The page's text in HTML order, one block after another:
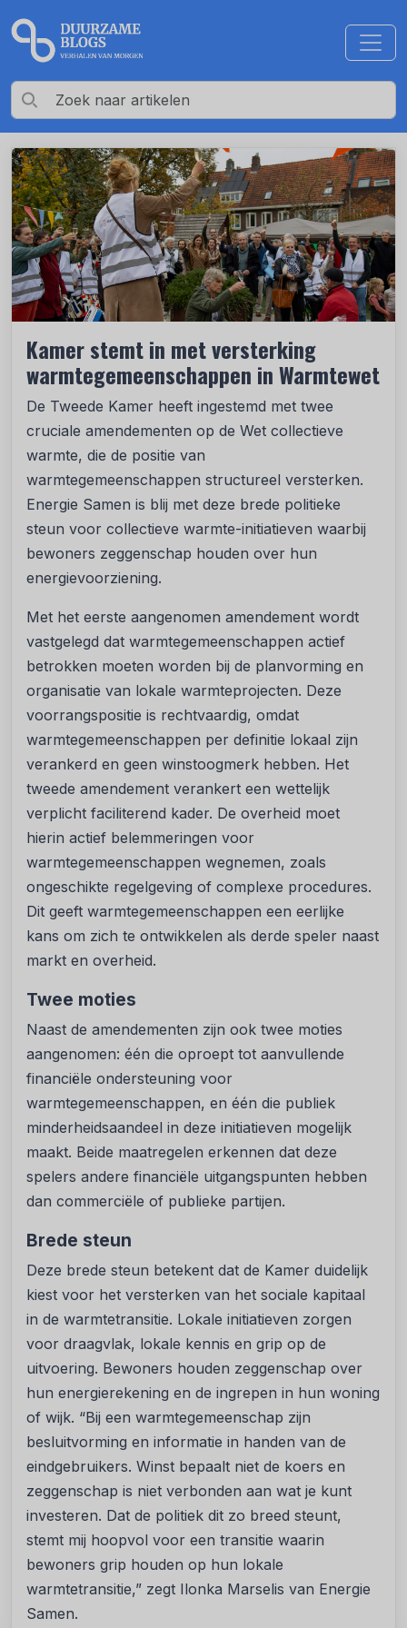
Kamer stemt in met versterking
warmtegemeenschappen in Warmtewet
De Tweede Kamer heeft ingestemd met twee
cruciale amendementen op de Wet collectieve
warmte, die de positie van
warmtegemeenschappen structureel versterken.
Energie Samen is blij met deze brede politieke
steun voor collectieve warmte-initiatieven waarbij
bewoners zeggenschap houden over hun
energievoorziening.
Met het eerste aangenomen amendement wordt
vastgelegd dat warmtegemeenschappen actief
betrokken moeten worden bij de planvorming en
organisatie van lokale warmteprojecten. Deze
voorrangspositie is rechtvaardig, omdat
warmtegemeenschappen per definitie lokaal zijn
verankerd en geen winstoogmerk hebben. Het
tweede amendement verankert een wettelijk
verplicht faciliterend kader. De overheid moet
hierin actief belemmeringen voor
warmtegemeenschappen wegnemen, zoals
ongeschikte regelgeving of complexe procedures.
Dit geeft warmtegemeenschappen een eerlijke
kans om zich te ontwikkelen als derde speler naast
markt en overheid.
Twee moties
Naast de amendementen zijn ook twee moties
aangenomen: één die oproept tot aanvullende
financiële ondersteuning voor
warmtegemeenschappen, en één die publiek
minderheidsaandeel in deze initiatieven mogelijk
maakt. Beide maatregelen erkennen dat deze
spelers andere financiële uitgangspunten hebben
dan commerciële of publieke partijen.
Brede steun
Deze brede steun betekent dat de Kamer duidelijk
kiest voor het versterken van het sociale kapitaal
in de warmtetransitie. Lokale initiatieven zorgen
voor draagvlak, lokale kennis en grip op de
uitvoering. Bewoners houden zeggenschap over
hun energierekening en de ingrepen in hun woning
of wijk. “Bij een warmtegemeenschap zijn
besluitvorming en informatie in handen van de
eindgebruikers. Winst bepaalt niet de koers en
zeggenschap is niet verbonden aan wat je kunt
investeren. Dat de politiek dit zo breed steunt,
stemt mij hoopvol voor een transitie waarin
bewoners grip houden op hun lokale
warmtetransitie,” zegt Ilonka Marselis van Energie
Samen.